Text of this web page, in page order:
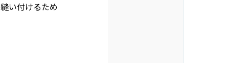
い付けるため